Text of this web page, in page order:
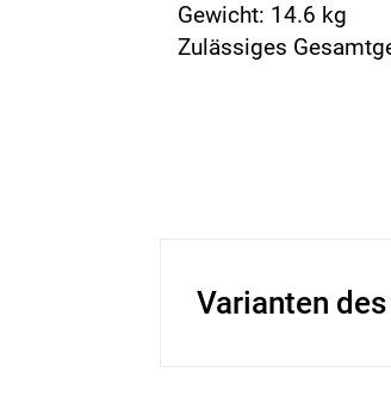
Gewicht: 14.6 kg
Zulässiges
Varianten